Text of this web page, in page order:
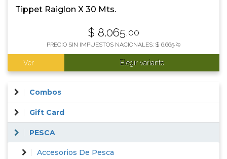
Tippet Raiglon X 30 Mts.
$ 8.065,00
PRECIO SIN IMPUESTOS NACIONALES: $ 6.665 ,29
Ver Elegir variante
Combos
Gift Card
PESCA
Accesorios De Pesca